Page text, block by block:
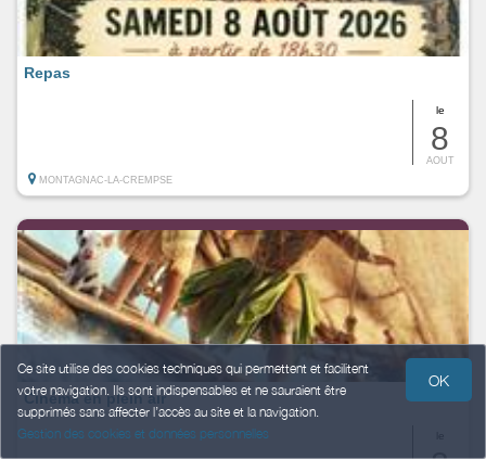
Ce site utilise des cookies techniques qui permettent et facilitent
votre navigation. Ils sont indispensables et ne sauraient être
supprimés sans affecter l’accès au site et la navigation.
Gestion des cookies et données personnelles
OK
le
8
AOUT
Repas
MONTAGNAC-LA-CREMPSE
Cinéma en plein air